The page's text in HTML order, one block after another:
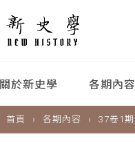
關於新史學 各期內容
首頁 各期內容 37卷1期